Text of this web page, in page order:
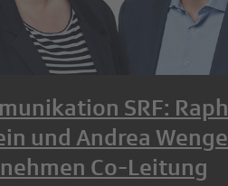
SRF:
und Andrea
Co-Leitung